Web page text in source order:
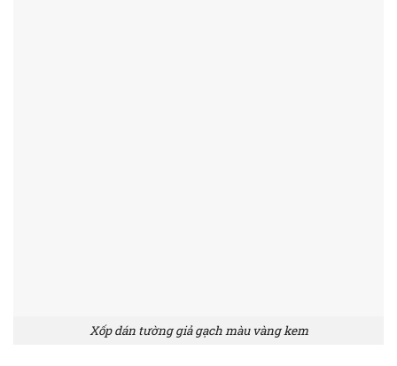
Xốp dán tường giả gạch màu vàng kem